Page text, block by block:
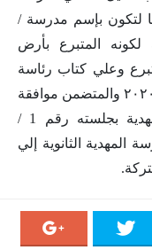
لتكون بإسم مدرسة /
المتبرع بأرض
٢ من عقد التبرع وعلي كتاب رئاسة
مركز ومدينة ههيا رقم ٥٨٩ في 22 / 6 / ٢٠٢٠ والمتضمن موافقة
المجلس التنفيذي للوحدة المحلية بالمهدية بجلسته رقم 1 /
المهدية الثانوية إلي